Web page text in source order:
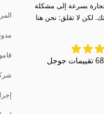
بسرعة إلى مشكلة
لكن لا تقلق: نحن هنا